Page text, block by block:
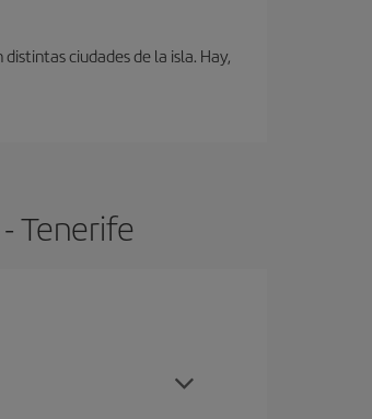
ciudades de la isla. Hay,
Tenerife